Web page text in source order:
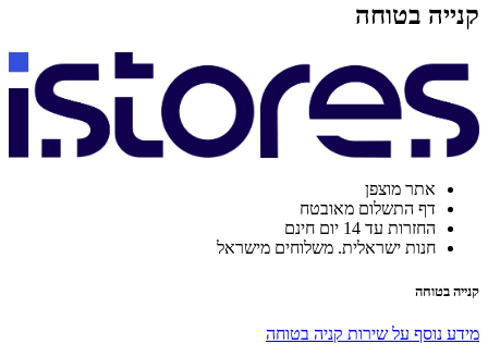
קנייה בטוחה
אתר מוצפן
דף התשלום מאובטח
החזרות עד 14 יום חינם
חנות ישראלית. משלוחים מישראל
קנייה בטוחה
מידע נוסף על שירות קניה בטוחה